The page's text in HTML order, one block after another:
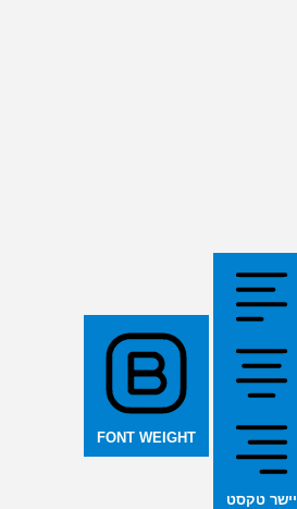
יישר טקסט
FONT WEIGHT